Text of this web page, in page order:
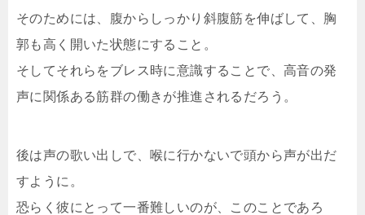
そのためには、腹からしっかり斜腹筋を伸ばして、胸
郭も高く開いた状態にすること。
そしてそれらをブレス時に意識することで、高音の発
声に関係ある筋群の働きが推進されるだろう。
後は声の歌い出しで、喉に行かないで頭から声が出だ
すように。
恐らく彼にとって一番難しいのが、このことであろ